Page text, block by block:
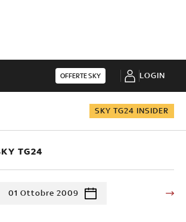
OFFERTE SKY LOGIN
SKY TG24 INSIDER
TG24
01 Ottobre 2009